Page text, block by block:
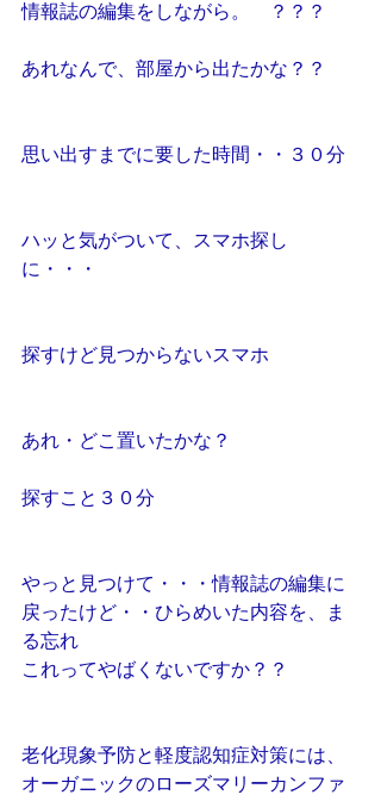
情報誌の編集をしながら。　？？？
あれなんで、部屋から出たかな？？
思い出すまでに要した時間・・３０分
ハッと気がついて、スマホ探し
に・・・
探すけど見つからないスマホ
あれ・どこ置いたかな？
探すこと３０分
やっと見つけて・・・情報誌の編集に
戻ったけど・・ひらめいた内容を、ま
る忘れ
これってやばくないですか？？
老化現象予防と軽度認知症対策には、
オーガニックのローズマリーカンファ